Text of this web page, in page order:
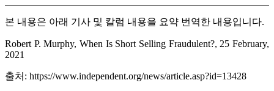
본 내용은 아래 기사 및 칼럼 내용을 요약 번역한 내용입니다.
Robert P. Murphy, When Is Short Selling Fraudulent?, 25 February,
2021
출처: https://www.independent.org/news/article.asp?id=13428